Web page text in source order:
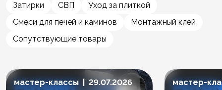
Затирки
СВП
Уход за плиткой
Смеси для печей и каминов
Монтажный клей
Сопутствующие товары
мастер-классы | 29.07.2026 мастер-